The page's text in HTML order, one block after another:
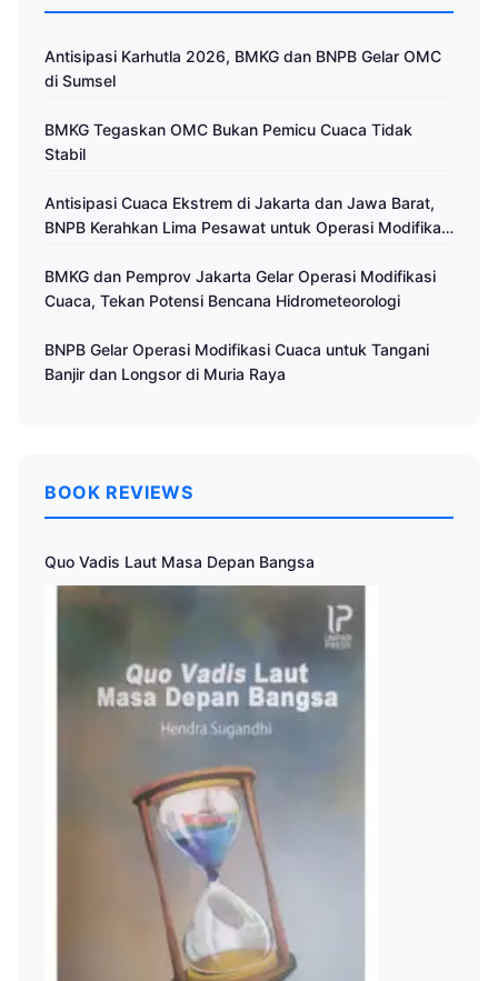
Antisipasi Karhutla 2026, BMKG dan BNPB Gelar OMC
di Sumsel
BMKG Tegaskan OMC Bukan Pemicu Cuaca Tidak
Stabil
Antisipasi Cuaca Ekstrem di Jakarta dan Jawa Barat,
BNPB Kerahkan Lima Pesawat untuk Operasi Modifikasi
BMKG dan Pemprov Jakarta Gelar Operasi Modifikasi
Cuaca, Tekan Potensi Bencana Hidrometeorologi
BNPB Gelar Operasi Modifikasi Cuaca untuk Tangani
Banjir dan Longsor di Muria Raya
BOOK REVIEWS
Quo Vadis Laut Masa Depan Bangsa